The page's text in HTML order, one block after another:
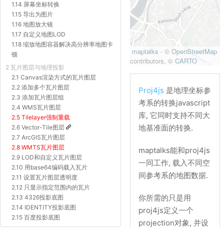
1.14 屏幕坐标转换
1.15 导出为图片
1.16 地图放大镜
1.17 自定义地图LOD
1.18 缩放地图容器解决高分辨率地图卡
顿
2 瓦片图层与地理投影
2.1 Canvas渲染方式的瓦片图层
2.2 添加多个瓦片图层
2.3 添加瓦片图层组
2.4 WMS瓦片图层
2.5 Tilelayer强制重载
2.6 Vector-Tile图层
2.7 ArcGIS瓦片图层
2.8 WMTS瓦片图层
2.9 LOD和自定义瓦片图层
2.10 用base64编码载入瓦片
2.11 设置瓦片图层透明度
2.12 只显示指定范围内的瓦片
2.13 4326投影底图
2.14 IDENTITY投影底图
2.15 百度投影底图
2.16 Proj4js自定义投影底图
Proj4js 是地理坐标参
考系的转换javascript
库, 它同时支持不同大
地基准面的转换.
maptalks能和proj4js
一同工作, 载入不同空
间参考系的地图数据.
你所需的只是用
proj4js定义一个
projection对象, 并设